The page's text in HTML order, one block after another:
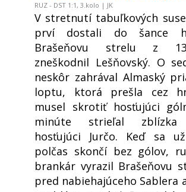
RUZ - DST 1:1, 3.kolo | JK
V stretnutí tabuľkových
prví dostali do šance
Brašeňovu strelu z
zneškodnil Lešňovský. O
neskôr zahrával Almaský
loptu, ktorá prešla cez
musel skrotiť hosťujúci
minúte strieľal zblízka
hosťujúci Jurčo. Keď sa
polčas skončí bez gólov,
brankár vyrazil Brašeňovu
pred nabiehajúceho Sablera